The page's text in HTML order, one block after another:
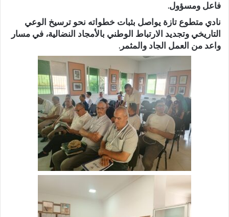
فاعل ومسؤول.
نادي متطوع تازة يواصل بثبات خطواته نحو ترسيخ الوعي
التاريخي وتجديد الارتباط الوطني بالأمجاد النضالية، في مسار
واعد من العمل الجاد والمثمر.